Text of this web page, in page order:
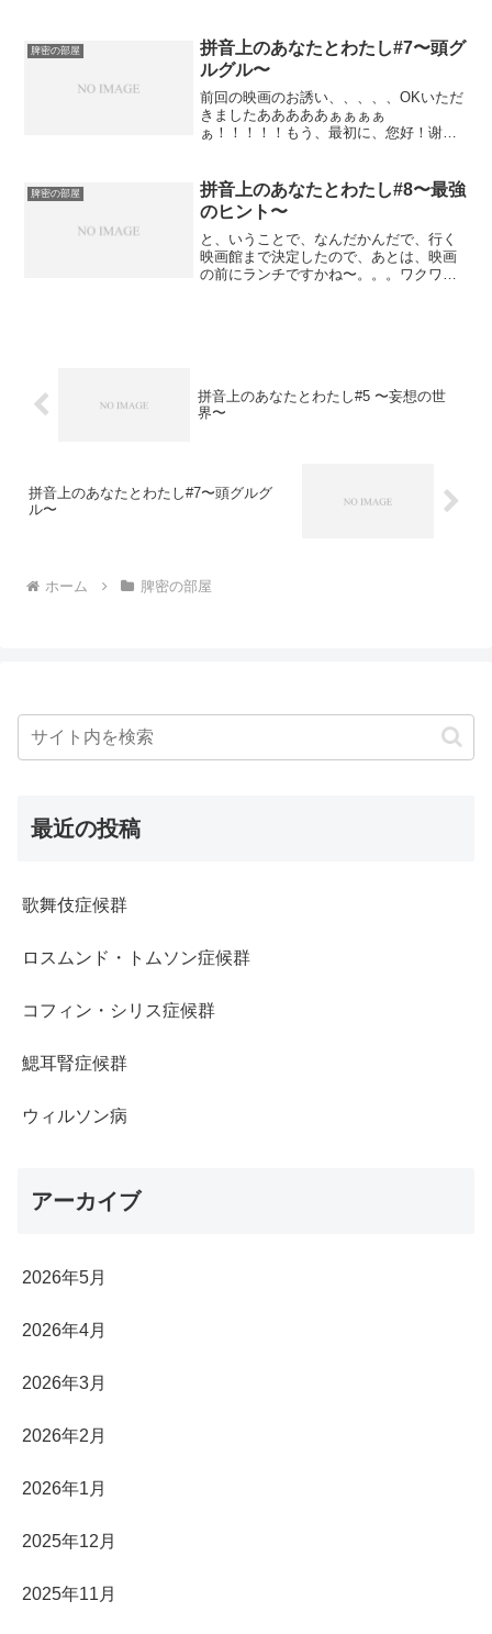
今日分の映画を予約できるのが、5日前か
らだったので、それまで...
脾密の部屋
拼音上のあなたとわたし#7〜頭グ
ルグル〜
前回の映画のお誘い、、、、、OKいただ
きましたあああああぁぁぁぁ
ぁ！！！！！もう、最初に、您好！谢谢
は！昨日の授業ありがとうございまし
た！申し訳ありませんが、映画のチケ
ッ...
脾密の部屋
拼音上のあなたとわたし#8〜最強
のヒント〜
と、いうことで、なんだかんだで、行く
映画館まで決定したので、あとは、映画
の前にランチですかね〜。。。ワクワク
拼音上のあなたとわたし#5 〜妄想の世
界〜
拼音上のあなたとわたし#7〜頭グルグ
ル〜
ホーム 脾密の部屋
最近の投稿
歌舞伎症候群
ロスムンド・トムソン症候群
コフィン・シリス症候群
鰓耳腎症候群
ウィルソン病
アーカイブ
2026年5月
2026年4月
2026年3月
2026年2月
2026年1月
2025年12月
2025年11月